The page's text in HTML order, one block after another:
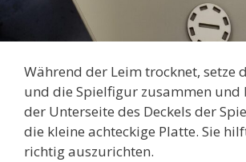
Während der Leim trocknet, setze
und die Spielfigur zusammen und
der Unterseite des Deckels der
die kleine achteckige Platte. Sie
richtig auszurichten.